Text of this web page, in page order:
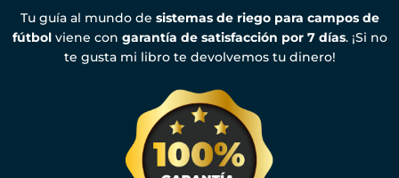
Tu guía al mundo de sistemas de riego para campos de
fútbolviene con garantía de satisfacción por 7 días. ¡Si no
te gusta mi libro te devolvemos tu dinero!